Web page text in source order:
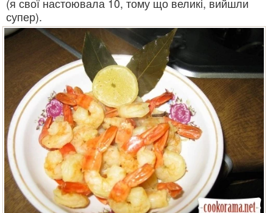
(я свої настоювала 10, тому що великі, вийшли
супер).